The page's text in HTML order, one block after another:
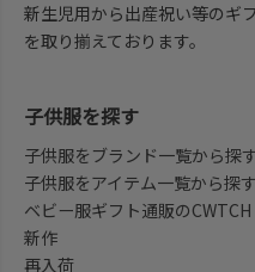
新生児用から出産祝い等のギ
を取り揃えております。
子供服を探す
子供服をブランド一覧から探
子供服をアイテム一覧から探す
ベビー服ギフト通販のCWTCH
新作
再入荷